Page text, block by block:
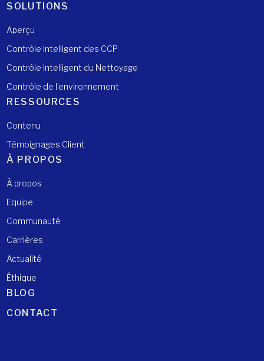
SOLUTIONS
Aperçu
Contrôle Intelligent des CCP
Contrôle Intelligent du Nettoyage
Contrôle de l’environnement
RESSOURCES
Contenu
Témoignages Client
À PROPOS
À propos
Equipe
Communauté
Carrières
Actualité
Éthique
BLOG
CONTACT